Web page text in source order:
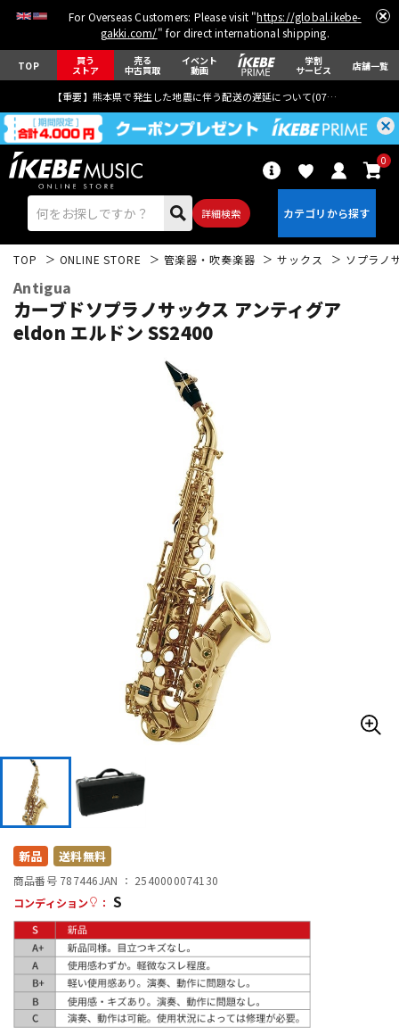
For Overseas Customers: Please visit "https://global.ikebe-
gakki.com/" for direct international shipping.
TOP 買う
ストア
売る
中古買取
イベント
動画
学割
サービス 店舗一覧
【重要】熊本県で発生した地震に伴う配送の遅延について(07月29日
詳細検索
0
その他楽器
DTM オンライン納品
配信/ライブ機器
中古 ヴィンテージ
TOP ONLINE STORE 管楽器・吹奏楽器 サックス ソプラノ
Antigua
カーブドソプラノサックス アンティグア
eldon エルドン SS2400
新品 送料無料
商品番号 787446JAN ： 2540000074130
コンディション
： S